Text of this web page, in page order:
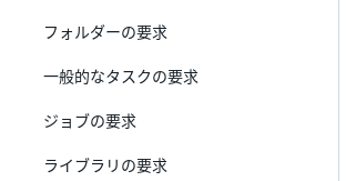
フォルダーの要求
一般的なタスクの要求
ジョブの要求
ライブラリの要求